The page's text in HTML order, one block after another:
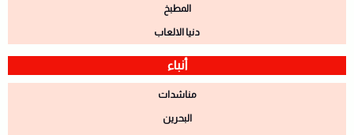
المطبخ
دنيا الالعاب
أنباء
مناشدات
البحرين